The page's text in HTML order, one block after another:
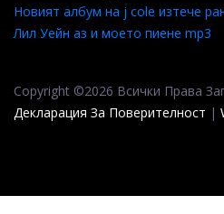
Новият албум на j cole изтече
Лил Уейн аз и моето пиене mp3
Copyright ©2026 Всички Права
Декларация За Поверителност |